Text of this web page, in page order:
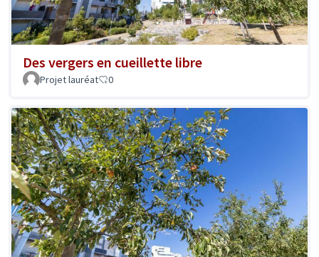
Des vergers en cueillette libre
Projet lauréat 0